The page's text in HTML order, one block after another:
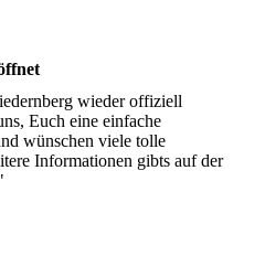
wieder offiziell
Euch eine einfache
wünschen viele tolle
Informationen gibts auf der